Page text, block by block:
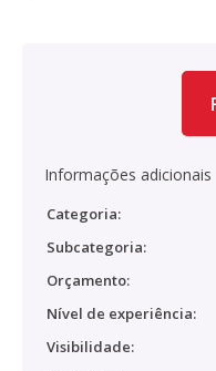
Informações adicionais
Categoria:
Subcategoria:
Orçamento:
Nível de experiência:
Visibilidade: